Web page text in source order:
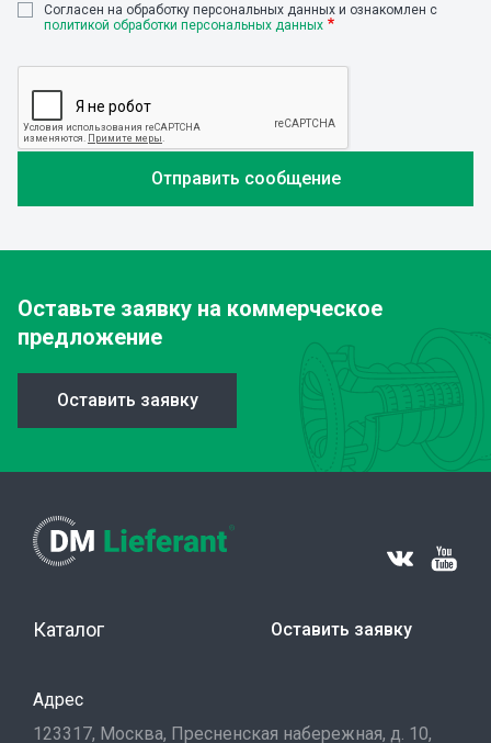
Cогласен на обработку персональных данных и ознакомлен с
политикой обработки персональных данных
Оставьте заявку на коммерческое
предложение
Оставить заявку
Каталог Оставить заявку
Адрес
123317, Москва, Пресненская набережная, д. 10,